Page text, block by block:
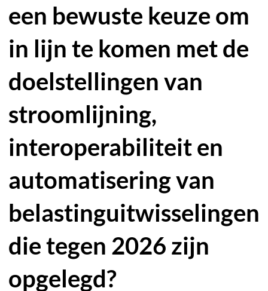
een bewuste keuze om
in lijn te komen met de
doelstellingen van
stroomlijning,
interoperabiliteit en
automatisering van
belastinguitwisselingen
die tegen 2026 zijn
opgelegd?